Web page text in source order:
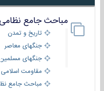
مباحث جامع نظامی
تاریخ و تمدن
جنگهای معاصر
جنگهای مسلمین
مقاومت اسلامی
مباحث جامع نظامی